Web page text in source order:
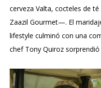
cerveza Valta, cocteles de
Zaazil Gourmet—. El
lifestyle culminó con una
chef Tony Quiroz